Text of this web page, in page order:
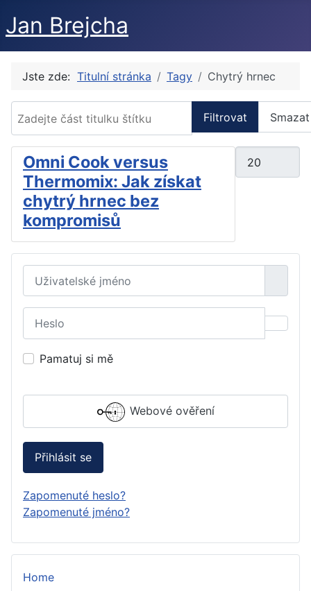
Jan Brejcha
Jste zde: Titulní stránka Tagy Chytrý hrnec
Filtrovat Smazat
Omni Cook versus
Thermomix: Jak získat
chytrý hrnec bez
kompromisů
Uživatelské jméno
Pamatuj si mě
Webové ověření
Přihlásit se
Zapomenuté heslo?
Zapomenuté jméno?
Home